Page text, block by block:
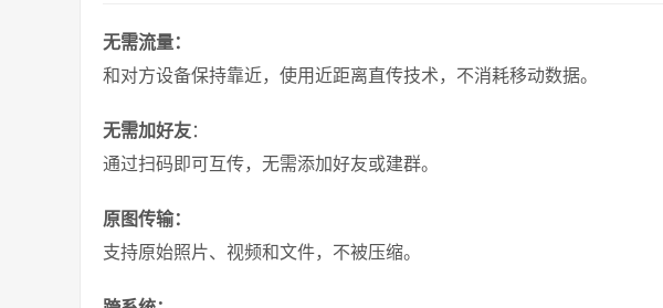
无需流量：
和对方设备保持靠近，使用近距离直传技术，不消耗移动数据。
无需加好友：
通过扫码即可互传，无需添加好友或建群。
原图传输：
支持原始照片、视频和文件，不被压缩。